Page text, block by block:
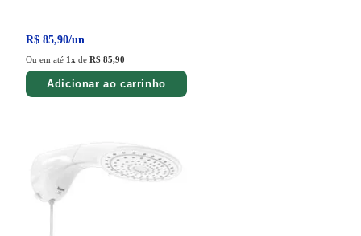
R$ 85,90/un
Ou em até 1x de R$ 85,90
Adicionar ao carrinho